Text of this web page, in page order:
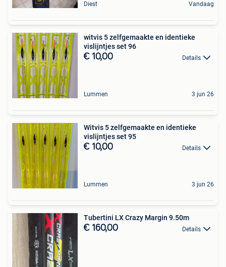
Diest Vandaag
witvis 5 zelfgemaakte en identieke
vislijntjes set 96
€ 10,00 Details
Lummen 3 jun 26
Witvis 5 zelfgemaakte en identieke
vislijntjes set 95
€ 10,00 Details
Lummen 3 jun 26
Tubertini LX Crazy Margin 9.50m
€ 160,00 Details